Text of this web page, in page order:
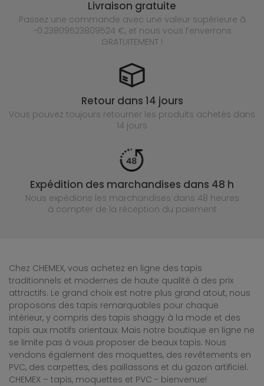
Livraison gratuite
Passez une commande avec une valeur supérieure à
-0.23809523809524 €, et nous vous l’enverrons
GRATUITEMENT !
Retour dans 14 jours
Vous pouvez toujours retourner les produits achetés dans
14 jours
Expédition des marchandises dans 48 h
Nous expédions les marchandises dans 48 heures
à compter de la réception du paiement
Chez CHEMEX, vous achetez en ligne des tapis
traditionnels et modernes de haute qualité à des prix
attractifs. Le grand choix est notre plus grand atout, nous
proposons des tapis remarquables pour chaque
intérieur, y compris des tapis shaggy à la mode et des
tapis aux motifs orientaux. Mais notre boutique en ligne ne
se limite pas à vous proposer de beaux tapis. Nous
vendons également des moquettes, des revêtements en
PVC, des carpettes, des paillassons et du gazon artificiel.
CHEMEX – tapis, moquettes et PVC - bienvenue!